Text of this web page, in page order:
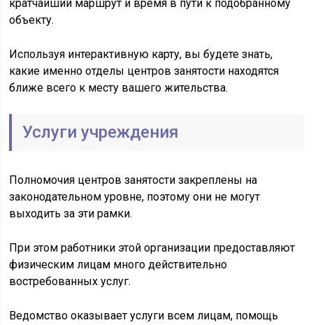
кратчайший маршрут и время в пути к подобранному
объекту.
Используя интерактивную карту, вы будете знать,
какие именно отделы центров занятости находятся
ближе всего к месту вашего жительства.
Услуги учреждения
Полномочия центров занятости закреплены на
законодательном уровне, поэтому они не могут
выходить за эти рамки.
При этом работники этой организации предоставляют
физическим лицам много действительно
востребованных услуг.
Ведомство оказывает услуги всем лицам, помощь